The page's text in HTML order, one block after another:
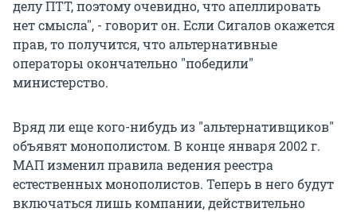
делу ПТТ, поэтому очевидно, что апеллировать
нет смысла", - говорит он. Если Сигалов окажется
прав, то получится, что альтернативные
операторы окончательно "победили"
министерство.
Вряд ли еще кого-нибудь из "альтернативщиков"
объявят монополистом. В конце января 2002 г.
МАП изменил правила ведения реестра
естественных монополистов. Теперь в него будут
включаться лишь компании, действительно